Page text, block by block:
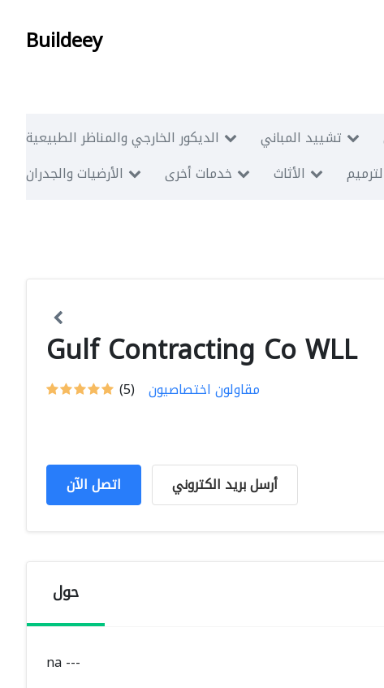
Buildeey
الديكور الخارجي والمناظر الطبيعية تشييد المباني
الأرضيات والجدران
خدمات أخرى الأثاث
Gulf Contracting Co WLL
(5) مقاولون اختصاصيون
اتصل الآن أرسل بريد الكتروني
حول
na ---